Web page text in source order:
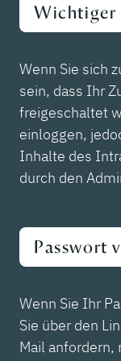
Wichtiger
Wenn Sie sich
sein, dass Ihr
freigeschaltet
einloggen,
Inhalte des
durch den
Passwort
Wenn Sie Ihr
Sie über den
Mail anfordern,